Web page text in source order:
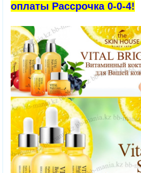
оплаты Рассрочка 0-0-4!